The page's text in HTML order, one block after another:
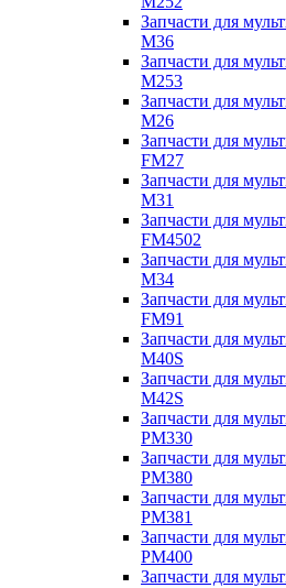
Запчасти для
M36
Запчасти для
M253
Запчасти для
M26
Запчасти для
FM27
Запчасти для
M31
Запчасти для
FM4502
Запчасти для
M34
Запчасти для
FM91
Запчасти для
M40S
Запчасти для
M42S
Запчасти для
PM330
Запчасти для
PM380
Запчасти для
PM381
Запчасти для
PM400
Запчасти для